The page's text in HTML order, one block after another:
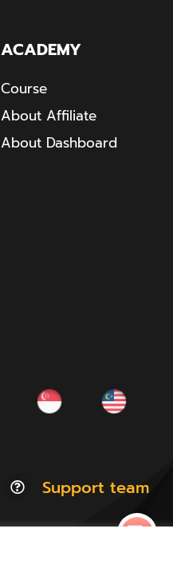
ACADEMY
Course
About Affiliate
About Dashboard
Support team